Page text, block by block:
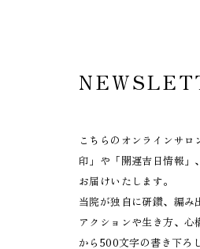
こちらのオンラインサ
印」や「開運吉日情報
お届けいたします。
当院が独自に研鑽、編
アクションや生き方、
から500文字の書き下ろ